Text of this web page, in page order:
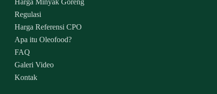
Harga Minyak Goreng
Regulasi
Harga Referensi CPO
Apa itu Oleofood?
FAQ
Galeri Video
Kontak